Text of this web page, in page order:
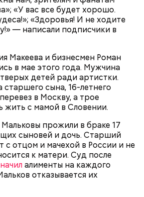
«У вас все будет хорошо.
«Здоровья! И не ходите
— написали подписчики в
Макеева и бизнесмен Роман
в мае этого года. Мужчина
детей ради артистки.
старшего сына, 16-летнего
в Москву, а трое
жить с мамой в Словении.
прожили в браке 17
сыновей и дочь. Старший
отцом и мачехой в России и не
к матери. Суд после
алименты на каждого
отказывается их
месте и не двигаться;
случае махать руками;
«поймать» молнию или
допустимой дозы
из 30-километровой
он до 3 мая проверял на
зараженности